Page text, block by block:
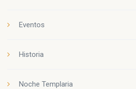
Eventos
Historia
Noche Templaria